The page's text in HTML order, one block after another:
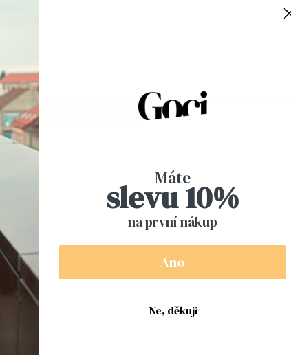
zboží na tomto eshopu.
Máte
slevu 10%
na první nákup
Ano
Ne, děkuji